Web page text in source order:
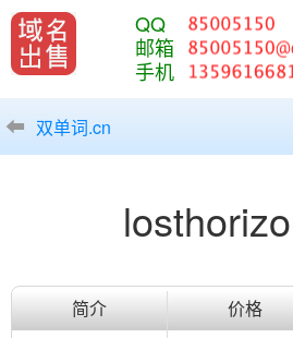
QQ
邮箱
手机
双单词.cn
简介 价格